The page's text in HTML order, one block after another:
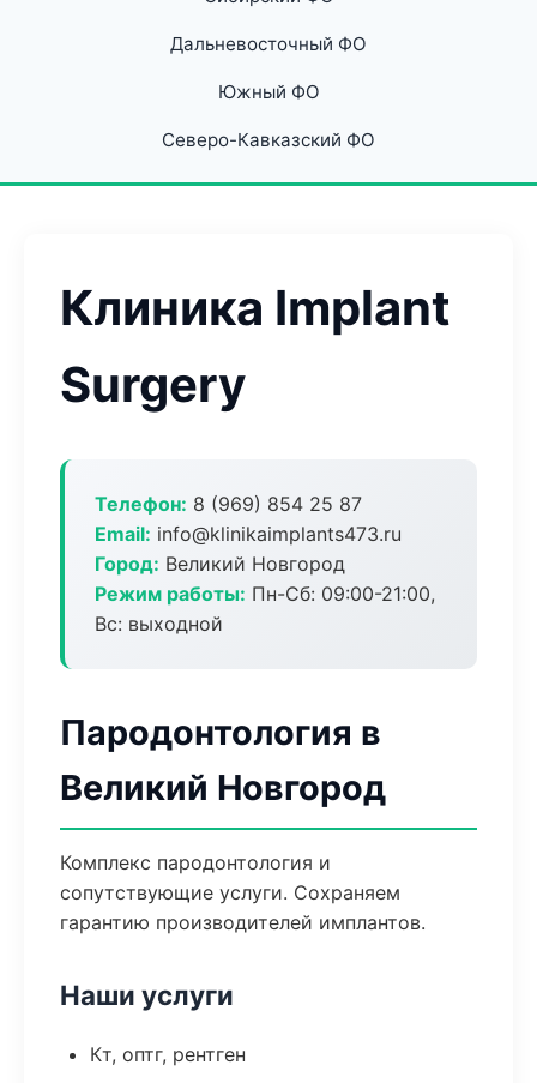
Дальневосточный ФО
Южный ФО
Северо-Кавказский ФО
Клиника Implant
Surgery
Телефон: 8 (969) 854 25 87
Email: info@klinikaimplants473.ru
Город: Великий Новгород
Режим работы: Пн-Сб: 09:00-21:00,
Вс: выходной
Пародонтология в
Великий Новгород
Комплекс пародонтология и
сопутствующие услуги. Сохраняем
гарантию производителей имплантов.
Наши услуги
Кт, оптг, рентген